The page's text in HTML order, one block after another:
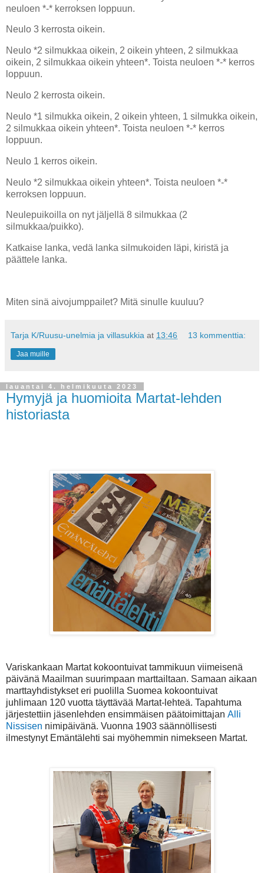
neuloen *-* kerroksen loppuun.
Neulo 3 kerrosta oikein.
Neulo *2 silmukkaa oikein, 2 oikein yhteen, 2 silmukkaa
oikein, 2 silmukkaa oikein yhteen*. Toista neuloen *-* kerros
loppuun.
Neulo 2 kerrosta oikein.
Neulo *1 silmukka oikein, 2 oikein yhteen, 1 silmukka oikein,
2 silmukkaa oikein yhteen*. Toista neuloen *-* kerros
loppuun.
Neulo 1 kerros oikein.
Neulo *2 silmukkaa oikein yhteen*. Toista neuloen *-*
kerroksen loppuun.
Neulepuikoilla on nyt jäljellä 8 silmukkaa (2
silmukkaa/puikko).
Katkaise lanka, vedä lanka silmukoiden läpi, kiristä ja
päättele lanka.
Miten sinä aivojumppailet? Mitä sinulle kuuluu?
Tarja K/Ruusu-unelmia ja villasukkia at 13:46 13 kommenttia:
Jaa muille
lauantai 4. helmikuuta 2023
Hymyjä ja huomioita Martat-lehden
historiasta
Variskankaan Martat kokoontuivat tammikuun viimeisenä
päivänä Maailman suurimpaan marttailtaan. Samaan aikaan
marttayhdistykset eri puolilla Suomea kokoontuivat
juhlimaan 120 vuotta täyttävää Martat-lehteä. Tapahtuma
järjestettiin jäsenlehden ensimmäisen päätoimittajan Alli
Nissisen nimipäivänä. Vuonna 1903 säännöllisesti
ilmestynyt Emäntälehti sai myöhemmin nimekseen Martat.